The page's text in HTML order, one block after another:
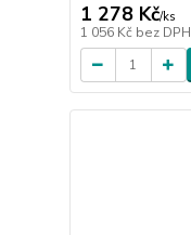
1 278 Kč/ks
1 056 Kč bez DPH